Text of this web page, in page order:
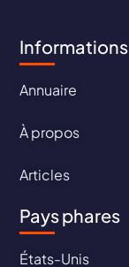
Informations
Annuaire
À propos
Articles
Pays phares
États-Unis